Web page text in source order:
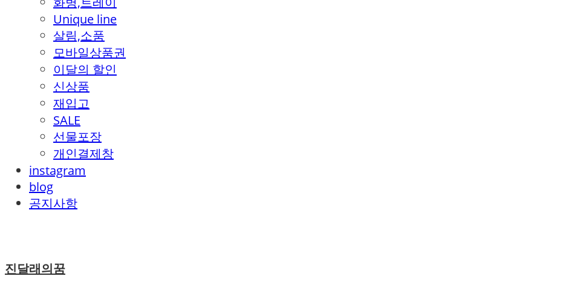
Unique line
살림,소품
모바일상품권
이달의 할인
신상품
재입고
SALE
선물포장
개인결제창
instagram
blog
공지사항
진달래의꿈